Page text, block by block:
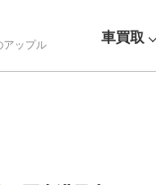
アップル
車買取